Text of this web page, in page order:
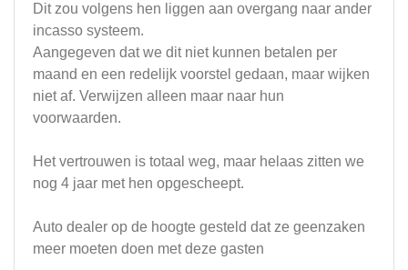
Dit zou volgens hen liggen aan overgang naar ander
incasso systeem.
Aangegeven dat we dit niet kunnen betalen per
maand en een redelijk voorstel gedaan, maar wijken
niet af. Verwijzen alleen maar naar hun
voorwaarden.
Het vertrouwen is totaal weg, maar helaas zitten we
nog 4 jaar met hen opgescheept.
Auto dealer op de hoogte gesteld dat ze geenzaken
meer moeten doen met deze gasten